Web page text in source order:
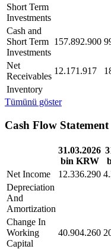
Short Term
Investments
Cash and
Short Term
Investments
157.892.900
Net
Receivables
12.171.917
Inventory
Tümünü göster
Cash Flow Statement
31.03.2026
bin KRW
Net Income
12.336.290
Depreciation
And
Amortization
Change In
Working
Capital
40.904.260